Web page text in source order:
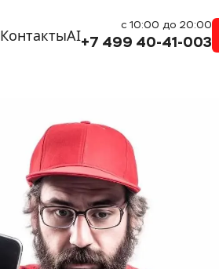
КонтактыAI
с 10:00 до 20:00
+7 499 40-41-003